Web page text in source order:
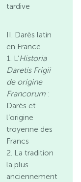
tardive
II. Darès latin
en France
1. L’Historia
Daretis Frigii
de origine
Francorum :
Darès et
l’origine
troyenne des
Francs
2. La tradition
la plus
anciennement